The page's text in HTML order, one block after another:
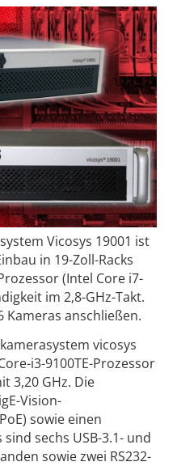
Vicosys 19001 ist
in 19-Zoll-Racks
(Intel Core i7-
im 2,8-GHz-Takt.
Kameras anschließen.
vicosys
i3-9100TE-Prozessor
3,20 GHz. Die
Vision-
sowie einen
sechs USB-3.1- und
sowie zwei RS232-